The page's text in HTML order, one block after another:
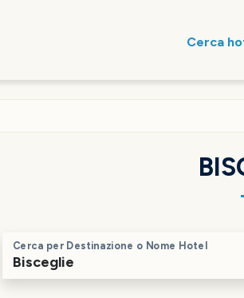
Cerca
Cerca per Destinazione o Nome Hotel